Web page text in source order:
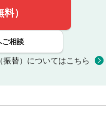
）
ご相談
振替）についてはこちら